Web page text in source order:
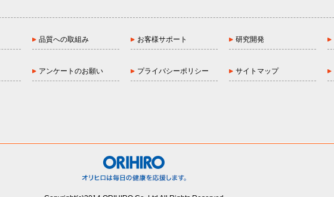
品質への取組み お客様サポート 研究開発
アンケートのお願い プライバシーポリシー サイトマップ